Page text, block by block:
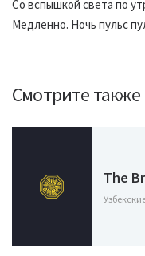
Со вспышкой света по
Медленно. Ночь пульс
Смотрите также
The